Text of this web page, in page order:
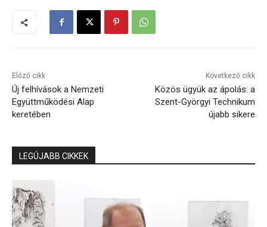
Előző cikk
Új felhívások a Nemzeti
Együttműködési Alap
keretében
Következő cikk
Közös ügyük az ápolás: a
Szent-Györgyi Technikum
újabb sikere
LEGÚJABB CIKKEK